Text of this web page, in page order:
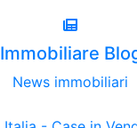
Immobiliare
News immobiliari